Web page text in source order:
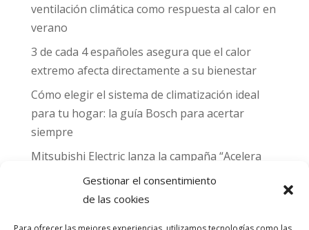
Gestionar el consentimiento
de las cookies
ventilación climática como respuesta al calor en
verano
3 de cada 4 españoles asegura que el calor
extremo afecta directamente a su bienestar
Cómo elegir el sistema de climatización ideal
para tu hogar: la guía Bosch para acertar
siempre
Mitsubishi Electric lanza la campaña “Acelera
hacia MADRID 2026” y premia con entradas
para el Gran Premio de Fórmula 1 de Madrid